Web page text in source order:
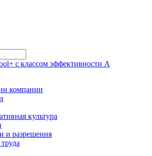
компании
культура
и разрешения